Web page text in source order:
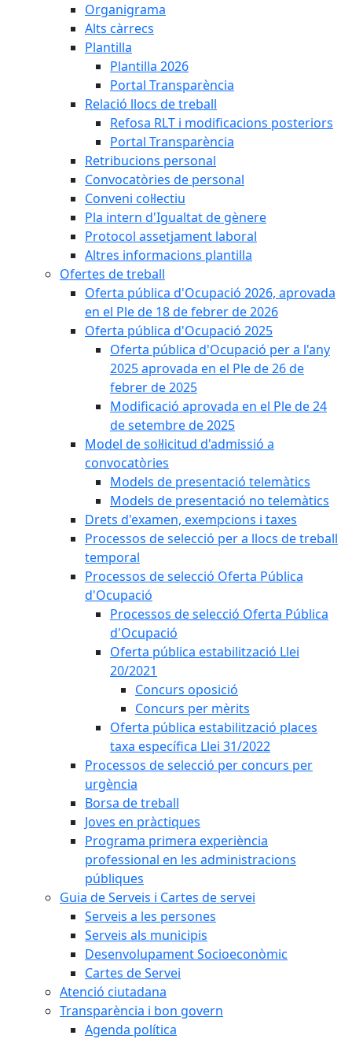
Organigrama
Alts càrrecs
Plantilla
Plantilla 2026
Portal Transparència
Relació llocs de treball
Refosa RLT i modificacions posteriors
Portal Transparència
Retribucions personal
Convocatòries de personal
Conveni col·lectiu
Pla intern d'Igualtat de gènere
Protocol assetjament laboral
Altres informacions plantilla
Ofertes de treball
Oferta pública d'Ocupació 2026, aprovada
en el Ple de 18 de febrer de 2026
Oferta pública d'Ocupació 2025
Oferta pública d'Ocupació per a l'any
2025 aprovada en el Ple de 26 de
febrer de 2025
Modificació aprovada en el Ple de 24
de setembre de 2025
Model de sol·licitud d'admissió a
convocatòries
Models de presentació telemàtics
Models de presentació no telemàtics
Drets d'examen, exempcions i taxes
Processos de selecció per a llocs de treball
temporal
Processos de selecció Oferta Pública
d'Ocupació
Processos de selecció Oferta Pública
d'Ocupació
Oferta pública estabilització Llei
20/2021
Concurs oposició
Concurs per mèrits
Oferta pública estabilització places
taxa específica Llei 31/2022
Processos de selecció per concurs per
urgència
Borsa de treball
Joves en pràctiques
Programa primera experiència
professional en les administracions
públiques
Guia de Serveis i Cartes de servei
Serveis a les persones
Serveis als municipis
Desenvolupament Socioeconòmic
Cartes de Servei
Atenció ciutadana
Transparència i bon govern
Agenda política